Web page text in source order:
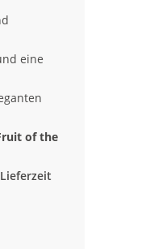
eine
of the
Lieferzeit